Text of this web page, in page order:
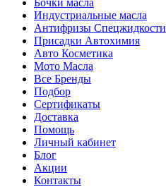
Бочки масла
Индустриальные масла
Антифризы Спецжидкости
Присадки Автохимия
Авто Косметика
Мото Масла
Все Бренды
Подбор
Сертификаты
Доставка
Помощь
Личный кабинет
Блог
Акции
Контакты